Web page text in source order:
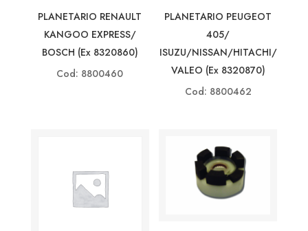
PLANETARIO RENAULT
KANGOO EXPRESS/
BOSCH (ex 8320860)
Cod: 8800460
PLANETARIO PEUGEOT
405/
ISUZU/NISSAN/HITACHI/
VALEO (ex 8320870)
Cod: 8800462